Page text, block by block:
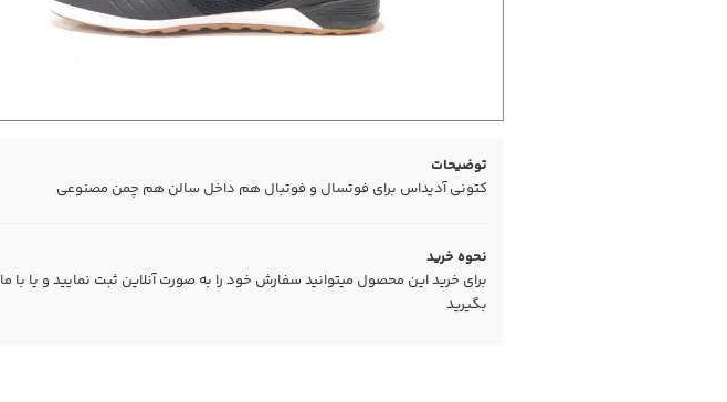
توضیحات
کتونی آدیداس برای فوتسال و فوتبال هم داخل سالن هم چمن مصنوعی
نحوه خرید
برای خرید این محصول میتوانید سفارش خود را به صورت آنلاین ثبت نمایید و یا با ما
بگیرید